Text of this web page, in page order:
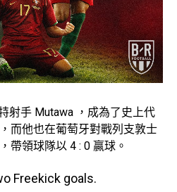
射手 Mutawa ，成為了史上代
而他也在葡萄牙對戰列支敦士
帶領球隊以 4 : 0 贏球。
Freekick goals.